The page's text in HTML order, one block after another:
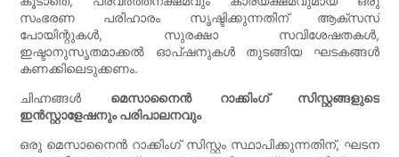
സംഭരണ പരിഹാരം സൃഷ്ടിക്കുന്നതിന് ആക്‌സസ്
പോയിന്റുകൾ, സുരക്ഷാ സവിശേഷതകൾ,
ഇഷ്ടാനുസൃതമാക്കൽ ഓപ്ഷനുകൾ തുടങ്ങിയ ഘടകങ്ങൾ
കണക്കിലെടുക്കണം.
ചിഹ്നങ്ങൾ മെസാനൈൻ റാക്കിംഗ് സിസ്റ്റങ്ങളുടെ
ഇൻസ്റ്റാളേഷനും പരിപാലനവും
ഒരു മെസാനൈൻ റാക്കിംഗ് സിസ്റ്റം സ്ഥാപിക്കുന്നതിന്, ഘടന